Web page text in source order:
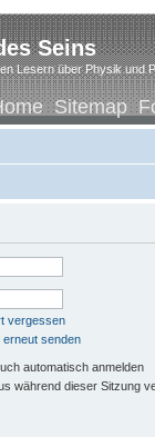
Seins
Lesern über Physik und
Sitemap
vergessen
erneut senden
automatisch anmelden
während dieser Sitzung